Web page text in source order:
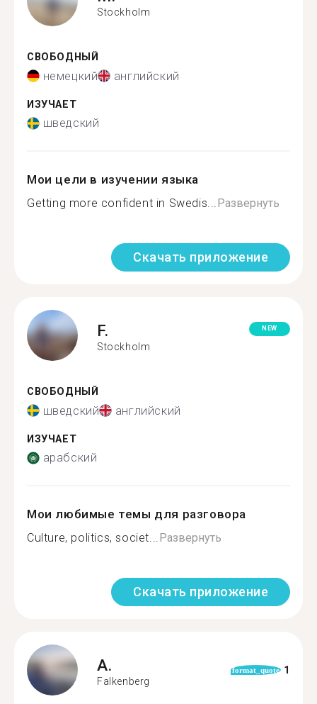
Stockholm
СВОБОДНЫЙ
немецкий английский
ИЗУЧАЕТ
шведский
Мои цели в изучении языка
Getting more confident in Swedis...Развернуть
Скачать приложение
F.
Stockholm
NEW
СВОБОДНЫЙ
шведский английский
ИЗУЧАЕТ
арабский
Мои любимые темы для разговора
Culture, politics, societ...Развернуть
Скачать приложение
A.
Falkenberg
format_quote 1